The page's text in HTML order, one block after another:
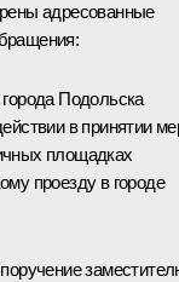
адресованные
Подольска
в принятии
площадках
проезду в городе